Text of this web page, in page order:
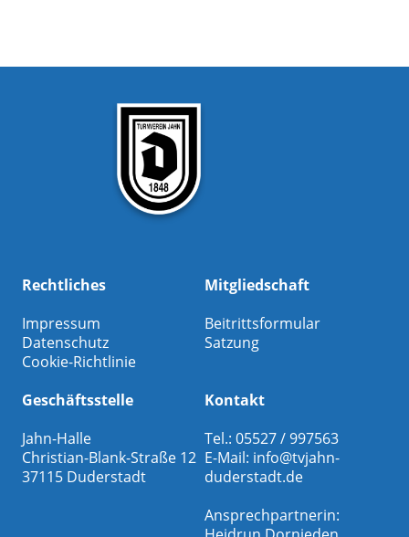
Rechtliches
Impressum
Datenschutz
Cookie-Richtlinie
Mitgliedschaft
Beitrittsformular
Satzung
Geschäftsstelle
Jahn-Halle
Christian-Blank-Straße 12
37115 Duderstadt
Kontakt
Tel.: 05527 / 997563
E-Mail: info@tvjahn-
duderstadt.de
Ansprechpartnerin: